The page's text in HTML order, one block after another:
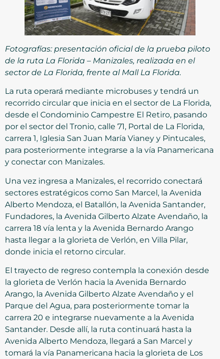
Fotografías: presentación oficial de la prueba piloto
de la ruta La Florida – Manizales, realizada en el
sector de La Florida, frente al Mall La Florida.
La ruta operará mediante microbuses y tendrá un
recorrido circular que inicia en el sector de La Florida,
desde el Condominio Campestre El Retiro, pasando
por el sector del Tronio, calle 71, Portal de La Florida,
carrera 1, Iglesia San Juan María Vianey y Pintucales,
para posteriormente integrarse a la vía Panamericana
y conectar con Manizales.
Una vez ingresa a Manizales, el recorrido conectará
sectores estratégicos como San Marcel, la Avenida
Alberto Mendoza, el Batallón, la Avenida Santander,
Fundadores, la Avenida Gilberto Alzate Avendaño, la
carrera 18 vía lenta y la Avenida Bernardo Arango
hasta llegar a la glorieta de Verlón, en Villa Pilar,
donde inicia el retorno circular.
El trayecto de regreso contempla la conexión desde
la glorieta de Verlón hacia la Avenida Bernardo
Arango, la Avenida Gilberto Alzate Avendaño y el
Parque del Agua, para posteriormente tomar la
carrera 20 e integrarse nuevamente a la Avenida
Santander. Desde allí, la ruta continuará hasta la
Avenida Alberto Mendoza, llegará a San Marcel y
tomará la vía Panamericana hacia la glorieta de Los